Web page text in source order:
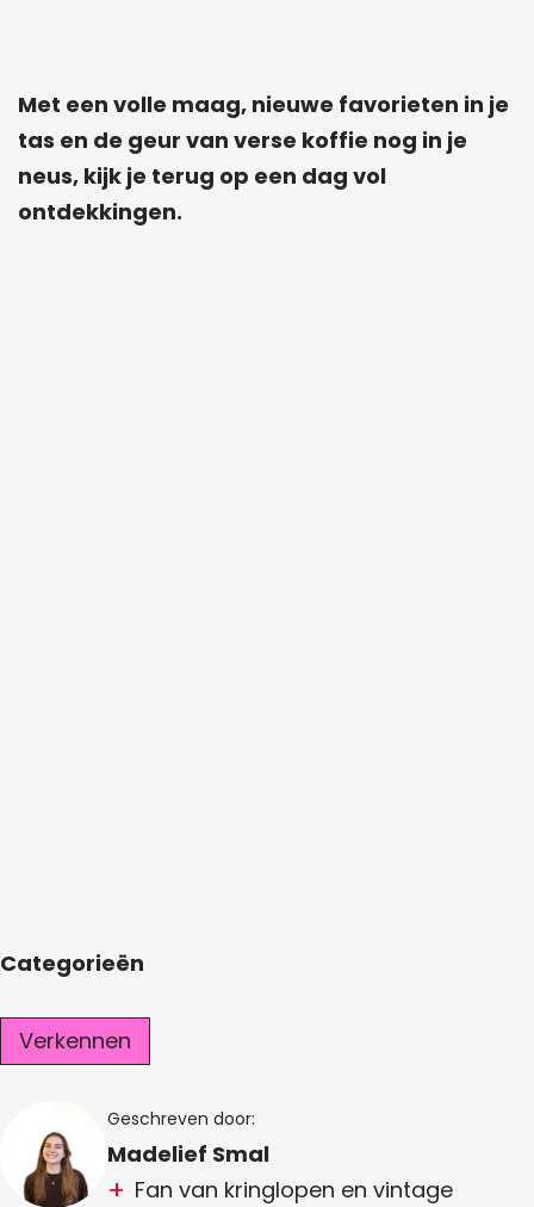
Met een volle maag, nieuwe favorieten in je
tas en de geur van verse koffie nog in je
neus, kijk je terug op een dag vol
ontdekkingen.
Categorieën
Verkennen
Geschreven door:
Madelief Smal
Fan van kringlopen en vintage